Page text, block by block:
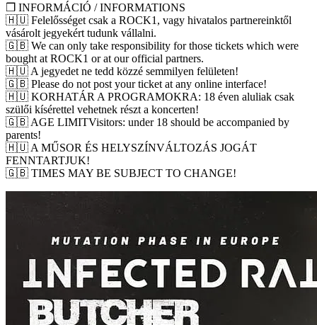
❒ INFORMÁCIÓ / INFORMATIONS
🇭🇺 Felelősséget csak a ROCK1, vagy hivatalos partnereinktől
vásárolt jegyekért tudunk vállalni.
🇬🇧 We can only take responsibility for those tickets which were
bought at ROCK1 or at our official partners.
🇭🇺 A jegyedet ne tedd közzé semmilyen felületen!
🇬🇧 Please do not post your ticket at any online interface!
🇭🇺 KORHATÁR A PROGRAMOKRA: 18 éven aluliak csak
szülői kísérettel vehetnek részt a koncerten!
🇬🇧 AGE LIMITVisitors: under 18 should be accompanied by
parents!
🇭🇺 A MŰSOR ÉS HELYSZÍNVÁLTOZÁS JOGÁT
FENNTARTJUK!
🇬🇧 TIMES MAY BE SUBJECT TO CHANGE!